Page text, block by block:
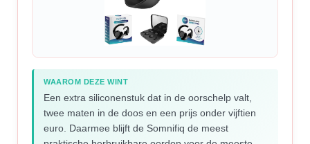
WAAROM DEZE WINT
Een extra siliconenstuk dat in de oorschelp valt,
twee maten in de doos en een prijs onder vijftien
euro. Daarmee blijft de Somnifiq de meest